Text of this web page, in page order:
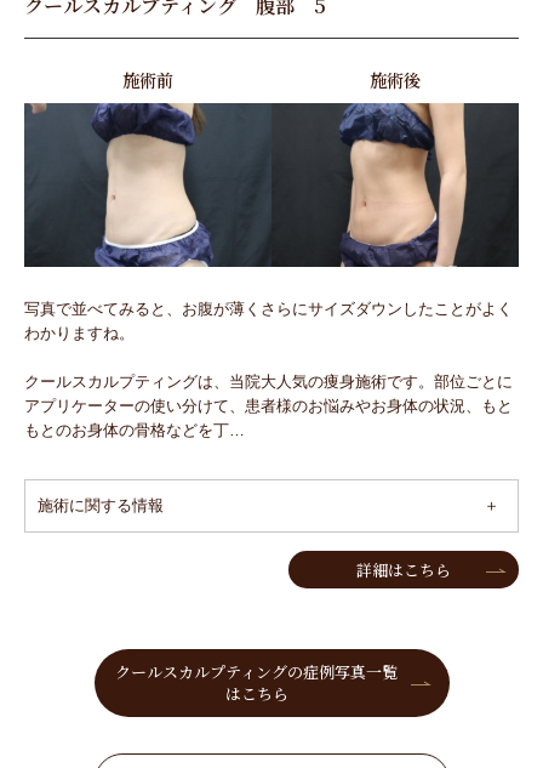
施術前 施術後
写真で並べてみると、お腹が薄くさらにサイズダウンしたことがよく
わかりますね。
クールスカルプティングは、当院大人気の痩身施術です。部位ごとに
アプリケーターの使い分けて、患者様のお悩みやお身体の状況、もと
もとのお身体の骨格などを丁…
施術に関する情報
詳細はこちら
クールスカルプティングの症例写真一覧
はこちら